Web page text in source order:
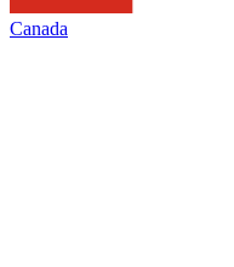
Canada